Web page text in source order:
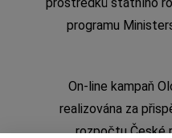
programu
On-line kampaň
realizována za
rozpočtu České